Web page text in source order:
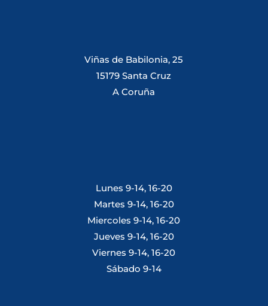
Viñas de Babilonia, 25
15179 Santa Cruz
A Coruña
Lunes 9-14, 16-20
Martes 9-14, 16-20
Miercoles 9-14, 16-20
Jueves 9-14, 16-20
Viernes 9-14, 16-20
Sábado 9-14